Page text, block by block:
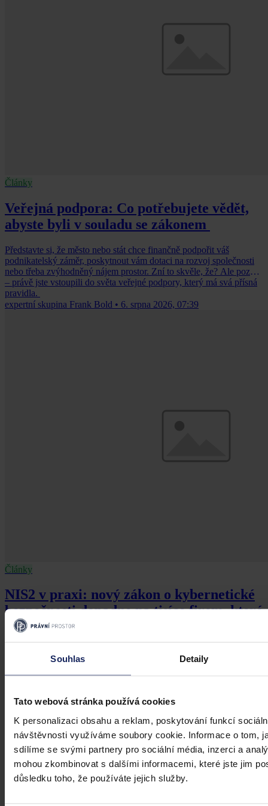
Souhlas Detaily
Tato webová stránka používá cookies
K personalizaci obsahu a reklam, poskytování funkcí
návštěvnosti využíváme soubory cookie. Informace o tom,
sdílíme se svými partnery pro sociální média, inzerci a
mohou zkombinovat s dalšími informacemi, které jste jim
důsledku toho, že používáte jejich služby.
Články
Veřejná podpora: Co potřebujete vědět,
abyste byli v souladu se zákonem
Představte si, že město nebo stát chce finančně podpořit váš
podnikatelský záměr, poskytnout vám dotaci na rozvoj společnosti
nebo třeba zvýhodněný nájem prostor. Zní to skvěle, že? Ale pozor
– právě jste vstoupili do světa veřejné podpory, který má svá přísná
pravidla.
expertní skupina Frank Bold • 6. srpna 2026, 07:39
Články
NIS2 v praxi: nový zákon o kybernetické
bezpečnosti dopadne na tisíce firem, které
to zatím netuší
do českého práva přenáší evropskou směrnici NIS2, nabyl účinnosti
1. listopadu 2025. Pro veřejnost i pro řadu firem jde stále o právní
zasáhne řádově patnáctkrát více subjektů než předchozí úprava a
mnohé z nich zatím nevědí, že mezi ně patří.
Jernej Domanjko • 5. srpna 2026, 07:13